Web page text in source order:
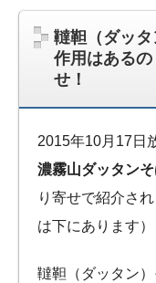
韃靼（ダッ
作用はある
せ！
2015年10月17日
濃霧山ダッタン
り寄せで紹介さ
は下にあります）
韃靼（ダッタン